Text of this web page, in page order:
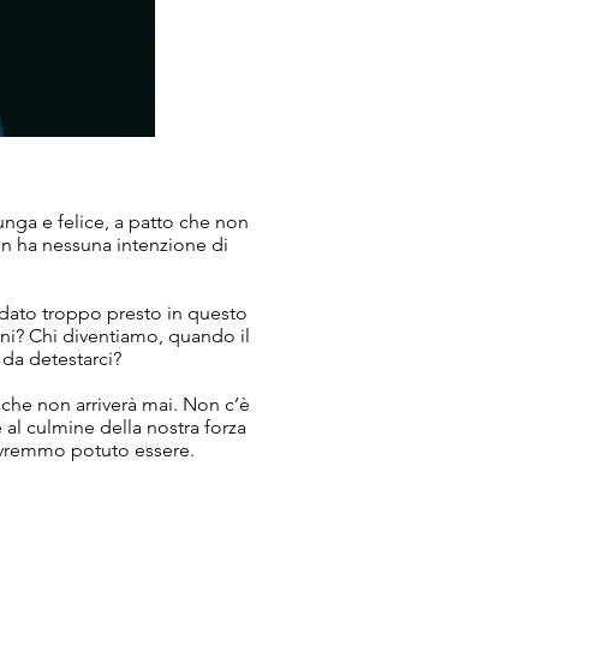
e felice, a patto che non
ha nessuna intenzione di
troppo presto in questo
Chi diventiamo, quando il
detestarci?
non arriverà mai. Non c’è
culmine della nostra forza
potuto essere.